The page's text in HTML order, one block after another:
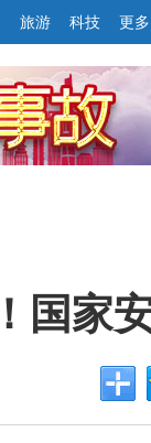
旅游 科技 更多
国家